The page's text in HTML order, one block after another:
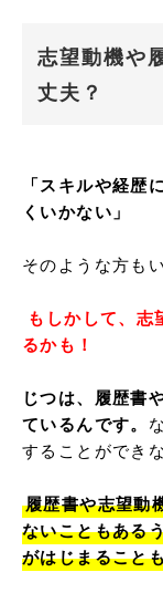
志望動機や
丈夫？
「スキルや経歴
くいかない」
そのような方も
るかも！
じつは、履歴書
ているんです。
することができ
履歴書や志望動
ないこともある
がはじまること